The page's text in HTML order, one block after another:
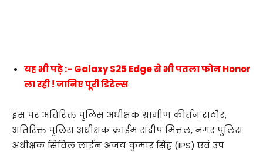
यह भी पढ़े :- Galaxy S25 Edge से भी पतला फोन Honor
ला रही ! जानिए पूरी डिटेल्स
इस पर अतिरिक्त पुलिस अधीक्षक ग्रामीण कीर्तन राठौर,
अतिरिक्त पुलिस अधीक्षक क्राईम संदीप मित्तल, नगर पुलिस
अधीक्षक सिविल लाईन अजय कुमार सिंह (IPS) एवं उप